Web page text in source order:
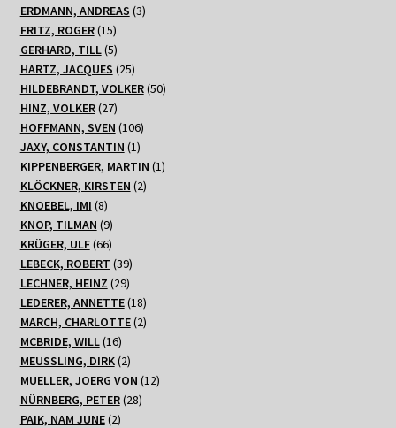
ERDMANN, ANDREAS 33
FRITZ, ROGER 1515
Produkte
GERHARD, TILL 55
Produkte
HARTZ, JACQUES 2525
Produkte
HILDEBRANDT, VOLKER 5050
HINZ, VOLKER 2727
Produkte
HOFFMANN, SVEN 106106
Produkte
JAXY, CONSTANTIN 11
Produkt
KIPPENBERGER, MARTIN 11
KLÖCKNER, KIRSTEN 22
KNOEBEL, IMI 88
Produkte
KNOP, TILMAN 99
Produkte
KRÜGER, ULF 6666
Produkte
LEBECK, ROBERT 3939
Produkte
LECHNER, HEINZ 2929
Produkte
LEDERER, ANNETTE 1818
Produkte
MARCH, CHARLOTTE 22
MCBRIDE, WILL 1616
Produkte
MEUSSLING, DIRK 22
Produkte
MUELLER, JOERG VON 1212
NÜRNBERG, PETER 2828
PAIK, NAM JUNE 22